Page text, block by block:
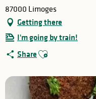
87000 Limoges
Getting there
I'm going by train!
Share Ajouter aux favoris